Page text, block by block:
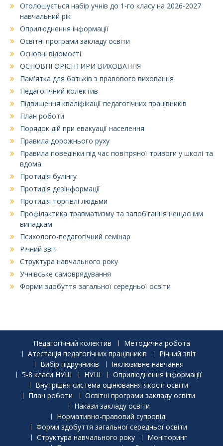
Оголошується набір учнів до 1-го класу на 2026-2027
навчальний рік
Оприлюднення інформації
Освітні програми закладу освіти
Основні відомості
ОСНОВНІ ОРІЄНТИРИ ВИХОВАННЯ
Пам'ятка для батьків з правового виховання
Педагогічний колектив
Підвищення кваліфікації педагогічних працівників
План роботи
Порядок дій при евакуації населення
Правила дорожнього руху
Правила поведінки під час повітряної тривоги у школі та
вдома
Протидія булінгу
Протидія дезінформації
Протидія торгівлі людьми
Профілактика травматизму та запобігання нещасним
випадкам
Психолого-педагогічний семінар
Річний звіт
Структура навчального року
Учнівське самоврядування
Форми здобуття загальної середньої освіти
Педагогічний колектив
Методична робота
Атестація педагогічних працівників
Річний звіт
Вибір підручників
Інклюзивне навчання
5-8 класи НУШ
НУШ
Оприлюднення інформації
Внутрішня система оцінювання якості освіти
План роботи
Освітні програми закладу освіти
Накази закладу освіти
Нормативно-правовий супровід:
Форми здобуття загальної середньої освіти
Структура навчального року
Моніторинг